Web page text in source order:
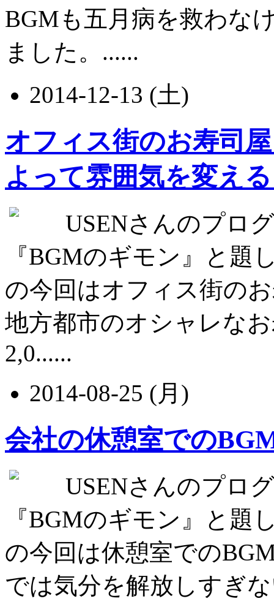
BGMも五月病を救わな
ました。......
2014-12-13 (土)
オフィス街のお寿司
よって雰囲気を変え
USENさんのプロ
『BGMのギモン』と題
の今回はオフィス街の
地方都市のオシャレな
2,0......
2014-08-25 (月)
会社の休憩室での
USENさんのプロ
『BGMのギモン』と題
の今回は休憩室での
では気分を解放しすぎ